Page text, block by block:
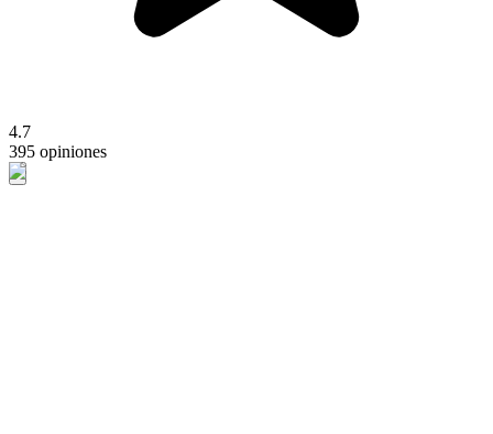
4.7
395 opiniones